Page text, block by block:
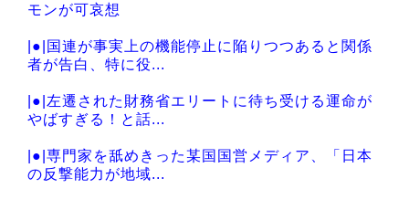
モンが可哀想
|●|国連が事実上の機能停止に陥りつつあると関係
者が告白、特に役...
|●|左遷された財務省エリートに待ち受ける運命が
やばすぎる！と話...
|●|専門家を舐めきった某国国営メディア、「日本
の反撃能力が地域...